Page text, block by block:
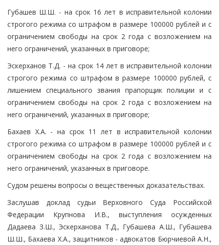
Губашев Ш.Ш. - на срок 16 лет в исправительной колонии
строгого режима со штрафом в размере 100000 рублей и с
ограничением свободы на срок 2 года с возложением на
него ограничений, указанных в приговоре;
Эскерханов Т.Д. - на срок 14 лет в исправительной колонии
строгого режима со штрафом в размере 100000 рублей, с
лишением специального звания прапорщик полиции и с
ограничением свободы на срок 2 года с возложением на
него ограничений, указанных в приговоре;
Бахаев Х.А. - на срок 11 лет в исправительной колонии
строгого режима со штрафом в размере 100000 рублей и с
ограничением свободы на срок 2 года с возложением на
него ограничений, указанных в приговоре.
Судом решены вопросы о вещественных доказательствах.
Заслушав доклад судьи Верховного Суда Российской
Федерации Крупнова И.В., выступления осужденных
Дадаева З.Ш., Эскерханова Т.Д., Губашева А.Ш., Губашева
Ш.Ш., Бахаева Х.А., защитников - адвокатов Бюрчиевой А.Н.,